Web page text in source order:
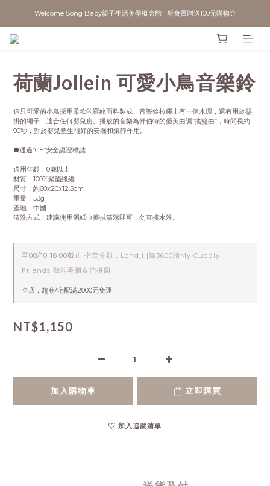
Welcome Song Baby親子生活美學概念館   新會員贈送100元購物金
荷蘭Jollein 可愛小鳥音樂鈴
這只可愛的小鳥採用柔軟的羅紋面料製成，音樂鈴拉繩上有一個木環，還有用於懸
掛的繩子，適合任何嬰兒房。播放的音樂為舒伯特的優美曲調“搖籃曲”，時間長約
90秒，對於嬰兒產生很好的安撫和鎮靜作用。
●通過“CE”安全認證標誌
適用年齡：0歲以上
材質：100%聚酯纖維
尺寸：約60x20x12.5cm
重量：53g
產地：中國
清洗方式：建議使用濕紙巾擦拭清潔即可，勿直接水洗。
至08/10 16:00截止 指定分類，Londji |滿3600贈My Cuddly
Friends 我的毛朋友們拼圖
全店，超商/宅配滿2000元免運
NT$1,150
加入購物車 立即購買
加入追蹤清單